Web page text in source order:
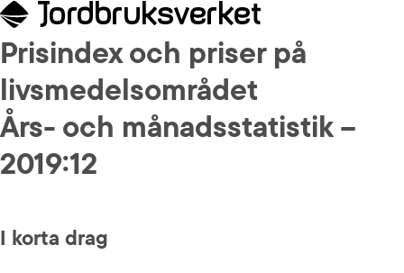
Prisindex och priser på
livsmedelsområdet
Års- och månadsstatistik –
2019:12
I korta drag